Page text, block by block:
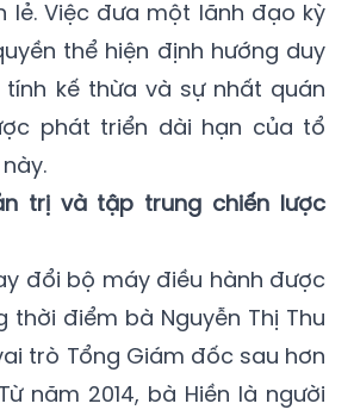
vấn phát hành, tư vấn tái cấu
và phát triển hệ thống
lẻ. Việc đưa một lãnh đạo kỳ
thể hiện định hướng duy
kế thừa và sự nhất quán
phát triển dài hạn của tổ
trị và tập trung chiến lược
đổi bộ máy điều hành được
thời điểm bà Nguyễn Thị Thu